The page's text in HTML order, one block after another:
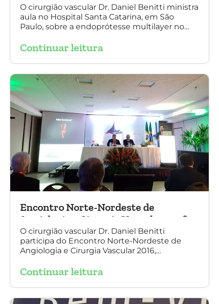
O cirurgião vascular Dr. Daniel Benitti ministra
aula no Hospital Santa Catarina, em São
Paulo, sobre a endoprótesse multilayer no
experiência nacional e mundial com esta
Daniel Benitti e à direita Dr. Carlos Alberto
Fernandes Costa)
Continuar leitura
Encontro Norte-Nordeste de
Angiologia e Cirurgia Vascular 2016
O cirurgião vascular Dr. Daniel Benitti
participa do Encontro Norte-Nordeste de
Angiologia e Cirurgia Vascular 2016,
aneurisma da Aorta.
Continuar leitura